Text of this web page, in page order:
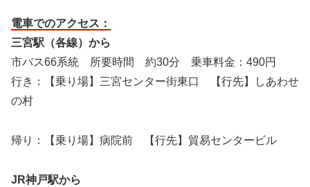
電車でのアクセス：
三宮駅（各線）から
市バス66系統 所要時間 約30分 乗車料金：490円
行き：【乗り場】三宮センター街東口 【行先】しあわせ
の村
帰り：【乗り場】病院前 【行先】貿易センタービル
JR神戸駅から